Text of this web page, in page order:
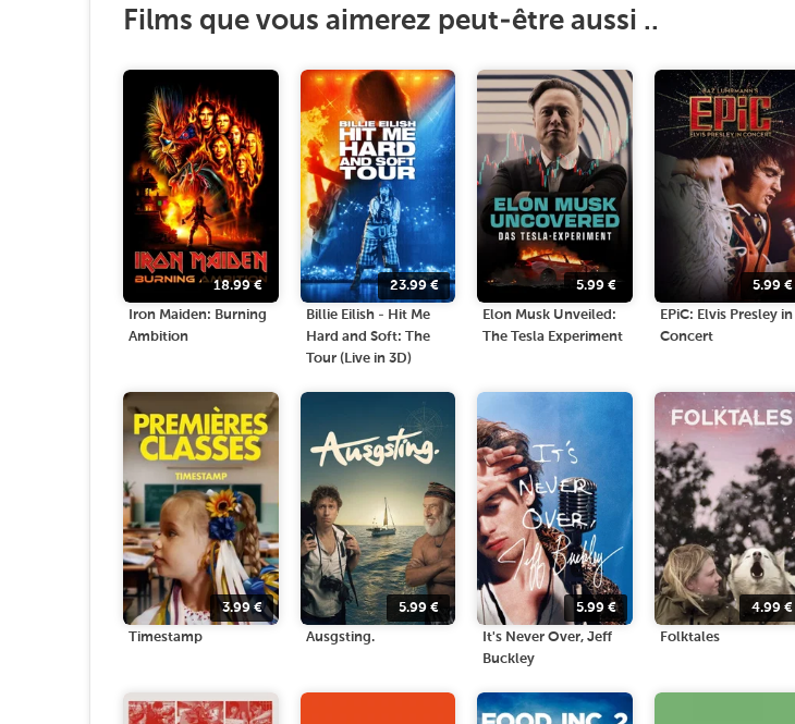
Films que vous aimerez peut-être aussi ..
18.99€
Iron Maiden: Burning
Ambition
23.99€
Billie Eilish - Hit Me
Hard and Soft: The
Tour (Live in 3D)
5.99€
Elon Musk Unveiled:
The Tesla Experiment
5.99 €
EPiC: Elvis Presley in
Concert
3.99€
Timestamp
5.99 €
Ausgsting.
5.99€
It's Never Over, Jeff
Buckley
4.99 €
Folktales